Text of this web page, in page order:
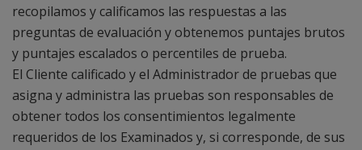
recopilamos y calificamos las respuestas a las
preguntas de evaluación y obtenemos puntajes brutos
y puntajes escalados o percentiles de prueba.
El Cliente calificado y el Administrador de pruebas que
asigna y administra las pruebas son responsables de
obtener todos los consentimientos legalmente
requeridos de los Examinados y, si corresponde, de sus